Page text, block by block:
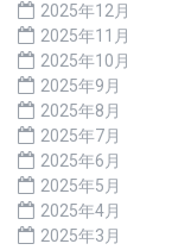
2025年12月
2025年11月
2025年10月
2025年9月
2025年8月
2025年7月
2025年6月
2025年5月
2025年4月
2025年3月